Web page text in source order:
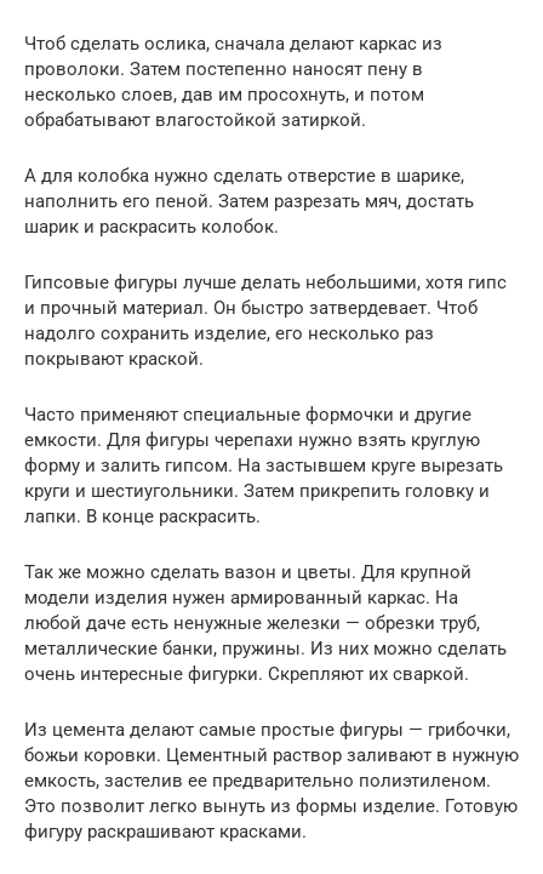
Чтоб сделать ослика, сначала делают каркас из
проволоки. Затем постепенно наносят пену в
несколько слоев, дав им просохнуть, и потом
обрабатывают влагостойкой затиркой.
А для колобка нужно сделать отверстие в шарике,
наполнить его пеной. Затем разрезать мяч, достать
шарик и раскрасить колобок.
Гипсовые фигуры лучше делать небольшими, хотя гипс
и прочный материал. Он быстро затвердевает. Чтоб
надолго сохранить изделие, его несколько раз
покрывают краской.
Часто применяют специальные формочки и другие
емкости. Для фигуры черепахи нужно взять круглую
форму и залить гипсом. На застывшем круге вырезать
круги и шестиугольники. Затем прикрепить головку и
лапки. В конце раскрасить.
Так же можно сделать вазон и цветы. Для крупной
модели изделия нужен армированный каркас. На
любой даче есть ненужные железки — обрезки труб,
металлические банки, пружины. Из них можно сделать
очень интересные фигурки. Скрепляют их сваркой.
Из цемента делают самые простые фигуры — грибочки,
божьи коровки. Цементный раствор заливают в нужную
емкость, застелив ее предварительно полиэтиленом.
Это позволит легко вынуть из формы изделие. Готовую
фигуру раскрашивают красками.